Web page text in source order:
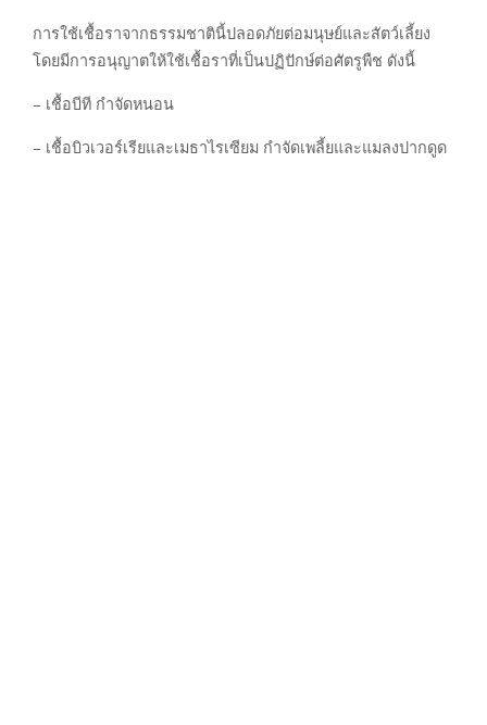
การใช้เชื้อราจากธรรมชาตินี้ปลอดภัยต่อมนุษย์และสัตว์เลี้ยง
โดยมีการอนุญาตให้ใช้เชื้อราที่เป็นปฏิปักษ์ต่อศัตรูพืช ดังนี้
– เชื้อบีที กำจัดหนอน
– เชื้อบิวเวอร์เรียและเมธาไรเซียม กำจัดเพลี้ยและแมลงปากดูด